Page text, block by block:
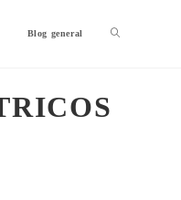
Blog general